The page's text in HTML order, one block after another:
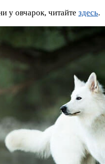
у овчарок, читайте здесь.